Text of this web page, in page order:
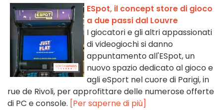
ESpot, il concept store di gioco
a due passi dal Louvre
I giocatori e gli altri appassionati
di videogiochi si danno
appuntamento all'ESpot, un
nuovo spazio dedicato al gioco e
agli eSport nel cuore di Parigi, in
rue de Rivoli, per approfittare delle numerose offerte
di PC e console. [Per saperne di più]